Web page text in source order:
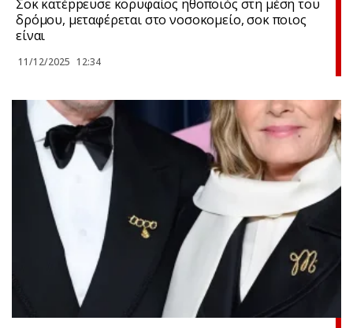
Σoκ κατέppευσε κορυφαίος ηθοποιός στη μέση του
δρόμου, μεταφέρεται στο νοσοκομείο, σoκ ποιος
είναι
11/12/2025 12:34